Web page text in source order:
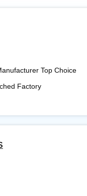
Top Choice
Factory